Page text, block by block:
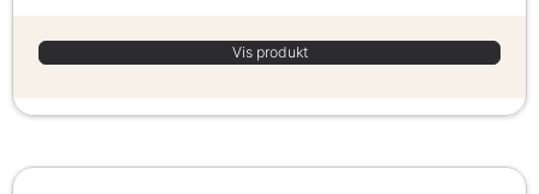
Vis produkt